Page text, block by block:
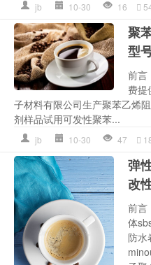
jb 10-30 16
聚
型
前言
费提
子材料有限公司生产聚苯乙烯
剂样品试用可发性聚苯...
jb 10-30 47
弹
改
前言
体
防水